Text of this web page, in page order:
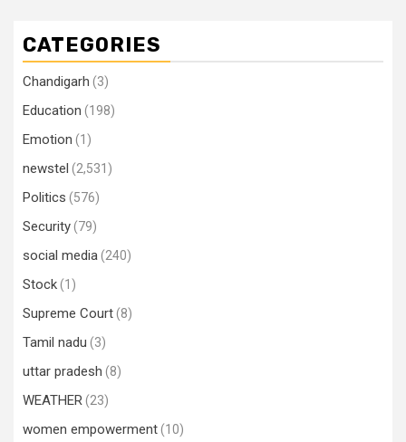
CATEGORIES
Chandigarh (3)
Education (198)
Emotion (1)
newstel (2,531)
Politics (576)
Security(79)
social media(240)
Stock(1)
Supreme Court(8)
Tamil nadu (3)
uttar pradesh (8)
WEATHER(23)
women empowerment(10)